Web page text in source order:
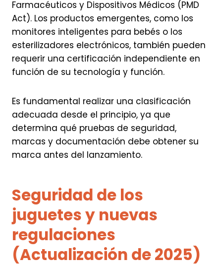
Farmacéuticos y Dispositivos Médicos (PMD
Act). Los productos emergentes, como los
monitores inteligentes para bebés o los
esterilizadores electrónicos, también pueden
requerir una certificación independiente en
función de su tecnología y función.
Es fundamental realizar una clasificación
adecuada desde el principio, ya que
determina qué pruebas de seguridad,
marcas y documentación debe obtener su
marca antes del lanzamiento.
Seguridad de los
juguetes y nuevas
regulaciones
(Actualización de 2025)